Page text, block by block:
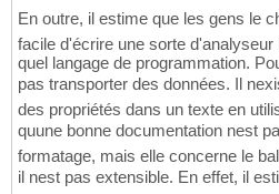
En outre, il estime que les gens le
facile d'écrire une sorte
quel langage de programmation.
pas transporter des données. Il
des propriétés dans un texte en
quune bonne documentation nest
formatage, mais elle concerne le
il nest pas extensible. En effet, il